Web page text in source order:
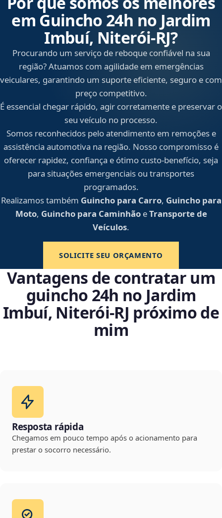
em Guincho 24h no Jardim
Imbuí, Niterói‑RJ?
Procurando um serviço de reboque confiável na sua
região? Atuamos com agilidade em emergências
veiculares, garantindo um suporte eficiente, seguro e com
preço competitivo.
É essencial chegar rápido, agir corretamente e preservar o
seu veículo no processo.
Somos reconhecidos pelo atendimento em remoções e
assistência automotiva na região. Nosso compromisso é
oferecer rapidez, confiança e ótimo custo-benefício, seja
para situações emergenciais ou transportes
programados.
Realizamos também Guincho para Carro, Guincho para
Moto, Guincho para CaminhãoeTransporte de
Veículos.
SOLICITE SEU ORÇAMENTO
Vantagens de contratar um
guincho 24h no Jardim
Imbuí, Niterói‑RJ próximo de
mim
Resposta rápida
Chegamos em pouco tempo após o acionamento para
prestar o socorro necessário.